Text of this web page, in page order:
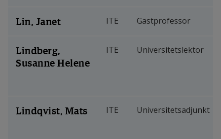
Lin, Janet ITE Gästprofessor
Lindberg,
Susanne Helene
ITE Universitetslektor
Lindqvist, Mats ITE Universitetsadjunkt